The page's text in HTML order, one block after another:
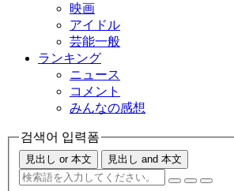
映画
アイドル
芸能一般
ランキング
ニュース
コメント
みんなの感想
검색어 입력폼
見出し or 本文 見出し and 本文